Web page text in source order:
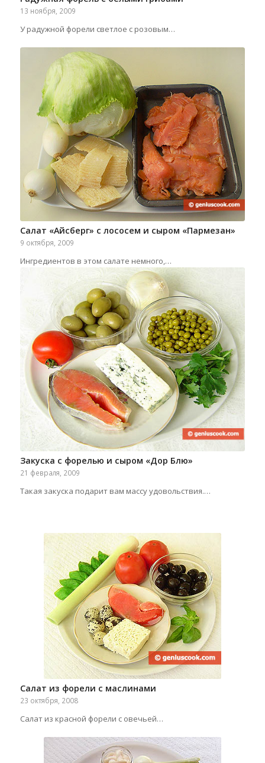
13 ноября, 2009
У радужной форели светлое с розовым…
Салат «Айсберг» с лососем и сыром «Пармезан»
9 октября, 2009
Ингредиентов в этом салате немного,…
Закуска с форелью и сыром «Дор Блю»
21 февраля, 2009
Такая закуска подарит вам массу удовольствия.…
Салат из форели с маслинами
23 октября, 2008
Салат из красной форели с овечьей…